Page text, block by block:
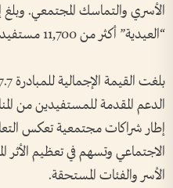
الأسري والتماسك المجتمعي.
“العيدية” أكثر من 11,700 مستفيد.
الدعم المقدمة للمستفيدين من
إطار شراكات مجتمعية تعكس
الاجتماعي وتسهم في تعظيم الأثر
الأسر والفئات المستحقة.